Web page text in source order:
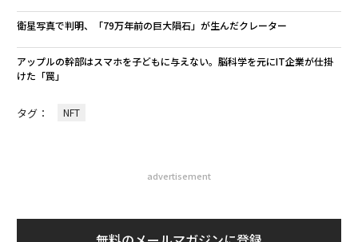
衛星写真で判明、「79万年前の巨大隕石」が生んだクレーター
アップルの幹部はスマホを子どもに与えない。脳科学を元にIT企業が仕掛
けた「罠」
タグ： NFT
advertisement